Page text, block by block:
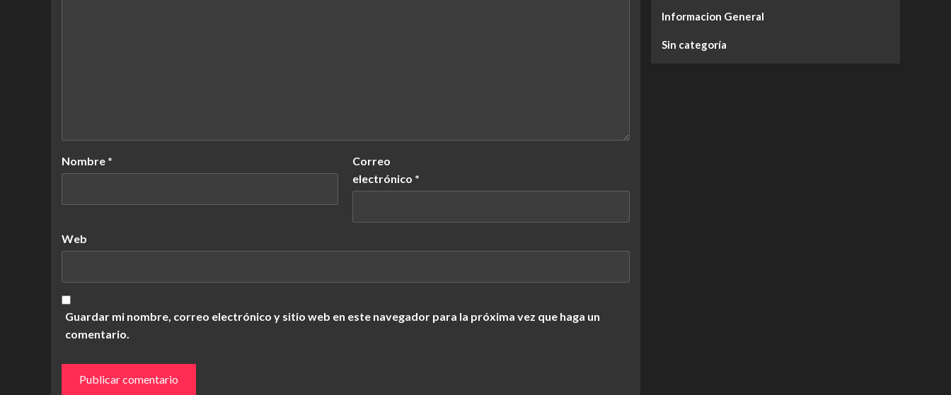
Nombre *
Correo
electrónico *
Web
Guardar mi nombre, correo electrónico y sitio web en este navegador para la próxima vez que haga un
comentario.
Informacion General
Sin categoría